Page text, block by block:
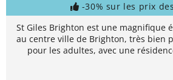
-30% sur les prix
St Giles Brighton est une magnifique
au centre ville de Brighton, très bien
pour les adultes, avec une